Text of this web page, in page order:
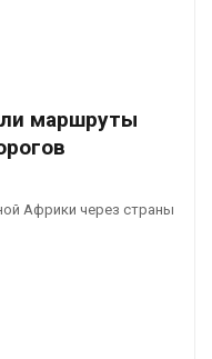
маршруты
Африки через страны